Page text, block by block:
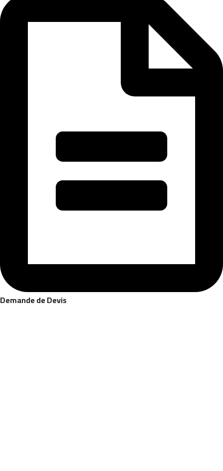
Demande de Devis